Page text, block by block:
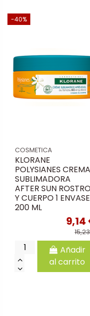
-40%
COSMETICA
KLORANE
POLYSIANES CREMA
SUBLIMADORA
AFTER SUN
Y CUERPO 1 ENVASE
200 ML
Añadir
al carrito